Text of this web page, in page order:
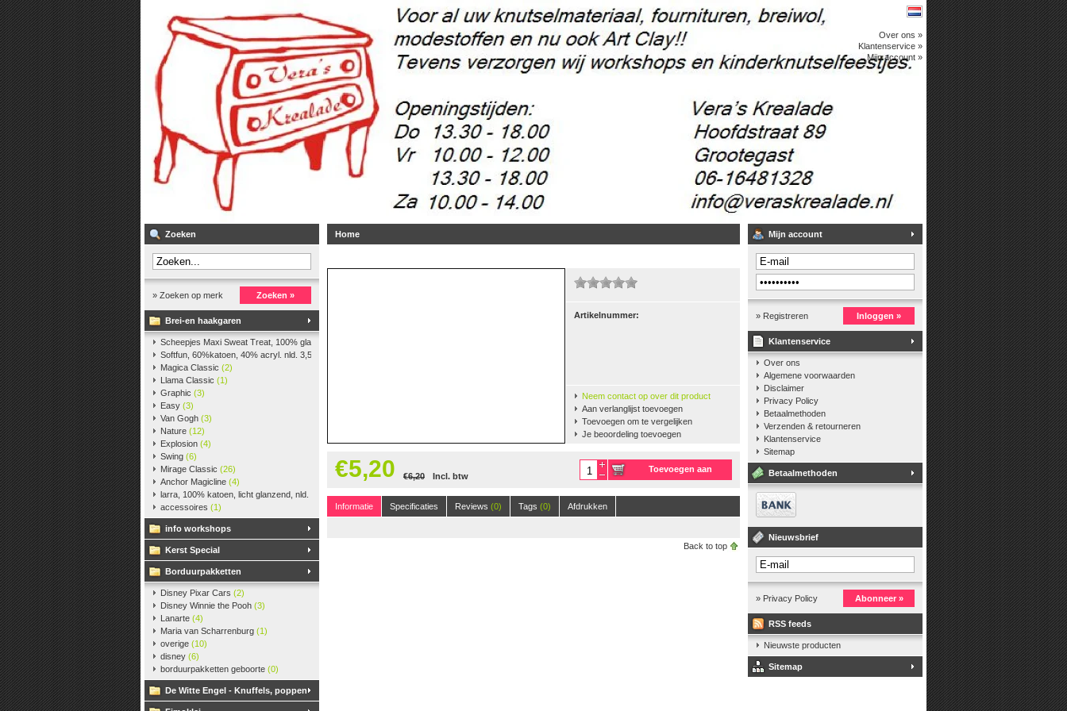
Over ons »
Klantenservice »
Mijn account »
Zoeken
» Zoeken op merk Zoeken »
Brei-en haakgaren
Scheepjes Maxi Sweat Treat, 100% glanskatoen,25 gr.
Softfun, 60%katoen, 40% acryl. nld. 3,5-4. ca. 140m, 50 gr.
Magica Classic (2)
Llama Classic (1)
Graphic (3)
Easy (3)
Van Gogh (3)
Nature (12)
Explosion (4)
Swing (6)
Mirage Classic (26)
Anchor Magicline (4)
larra, 100% katoen, licht glanzend, nld. 2,5-3, ca. 125m, 50 gr.(38)
accessoires (1)
info workshops
Kerst Special
Borduurpakketten
Disney Pixar Cars (2)
Disney Winnie the Pooh (3)
Lanarte (4)
Maria van Scharrenburg (1)
overige (10)
disney (6)
borduurpakketten geboorte (0)
De Witte Engel - Knuffels, poppen
Home
Artikelnummer:
Neem contact op over dit product
Aan verlanglijst toevoegen
Toevoegen om te vergelijken
Je beoordeling toevoegen
€5,20 €6,20 Incl. btw
Toevoegen aan
Informatie
Specificaties Reviews (0) Tags (0) Afdrukken
Back to top
Mijn account
» Registreren Inloggen »
Klantenservice
Over ons
Algemene voorwaarden
Disclaimer
Privacy Policy
Betaalmethoden
Verzenden & retourneren
Klantenservice
Sitemap
Betaalmethoden
Nieuwsbrief
» Privacy Policy Abonneer »
RSS feeds
Nieuwste producten
Sitemap